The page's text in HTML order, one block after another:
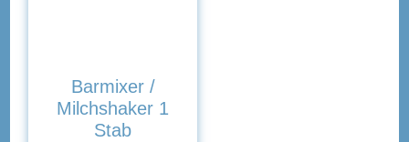
Barmixer /
Milchshaker 1
Stab